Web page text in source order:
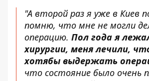
"А второй раз я уже в Киев
помню, что мне не могли
операцию. Пол года я
хирургии, меня лечили,
хотябы выдержать
что состояние было очень